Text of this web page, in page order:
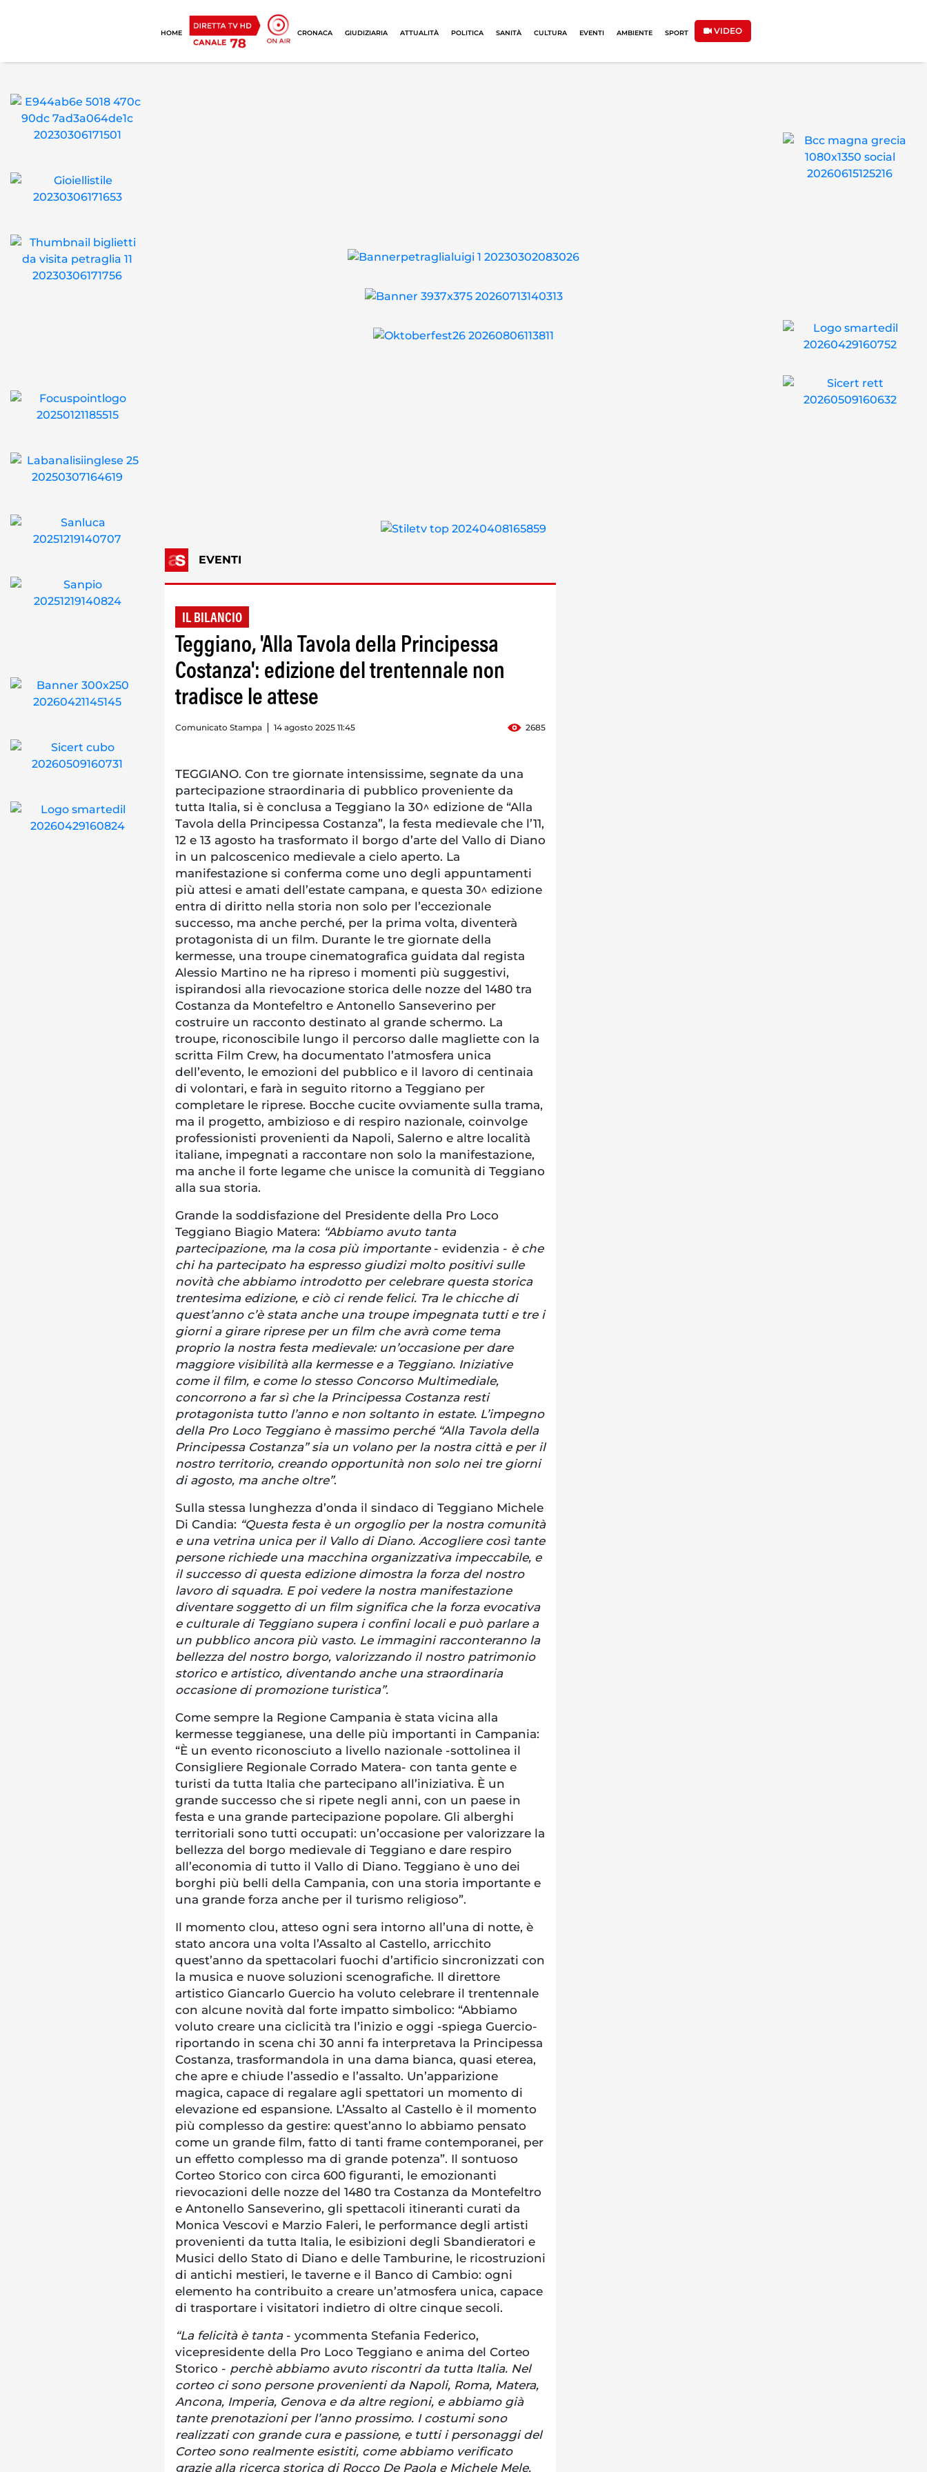
HOME CRONACA GIUDIZIARIA ATTUALITÀ POLITICA SANITÀ CULTURA EVENTI AMBIENTE SPORT VIDEO
EVENTI
IL BILANCIO
Teggiano, 'Alla Tavola della Principessa
Costanza': edizione del trentennale non
tradisce le attese
Comunicato Stampa 14 agosto 2025 11:45 2685
TEGGIANO. Con tre giornate intensissime, segnate da una
partecipazione straordinaria di pubblico proveniente da
tutta Italia, si è conclusa a Teggiano la 30^ edizione de “Alla
Tavola della Principessa Costanza”, la festa medievale che l’11,
12 e 13 agosto ha trasformato il borgo d’arte del Vallo di Diano
in un palcoscenico medievale a cielo aperto. La
manifestazione si conferma come uno degli appuntamenti
più attesi e amati dell’estate campana, e questa 30^ edizione
entra di diritto nella storia non solo per l’eccezionale
successo, ma anche perché, per la prima volta, diventerà
protagonista di un film. Durante le tre giornate della
kermesse, una troupe cinematografica guidata dal regista
Alessio Martino ne ha ripreso i momenti più suggestivi,
ispirandosi alla rievocazione storica delle nozze del 1480 tra
Costanza da Montefeltro e Antonello Sanseverino per
costruire un racconto destinato al grande schermo. La
troupe, riconoscibile lungo il percorso dalle magliette con la
scritta Film Crew, ha documentato l’atmosfera unica
dell’evento, le emozioni del pubblico e il lavoro di centinaia
di volontari, e farà in seguito ritorno a Teggiano per
completare le riprese. Bocche cucite ovviamente sulla trama,
ma il progetto, ambizioso e di respiro nazionale, coinvolge
professionisti provenienti da Napoli, Salerno e altre località
italiane, impegnati a raccontare non solo la manifestazione,
ma anche il forte legame che unisce la comunità di Teggiano
alla sua storia.
Grande la soddisfazione del Presidente della Pro Loco
Teggiano Biagio Matera: “Abbiamo avuto tanta
partecipazione, ma la cosa più importante- evidenzia - è che
chi ha partecipato ha espresso giudizi molto positivi sulle
novità che abbiamo introdotto per celebrare questa storica
trentesima edizione, e ciò ci rende felici. Tra le chicche di
quest’anno c’è stata anche una troupe impegnata tutti e tre i
giorni a girare riprese per un film che avrà come tema
proprio la nostra festa medievale: un’occasione per dare
maggiore visibilità alla kermesse e a Teggiano. Iniziative
come il film, e come lo stesso Concorso Multimediale,
concorrono a far sì che la Principessa Costanza resti
protagonista tutto l’anno e non soltanto in estate. L’impegno
della Pro Loco Teggiano è massimo perché “Alla Tavola della
Principessa Costanza” sia un volano per la nostra città e per il
nostro territorio, creando opportunità non solo nei tre giorni
di agosto, ma anche oltre”.
Sulla stessa lunghezza d’onda il sindaco di Teggiano Michele
Di Candia: “Questa festa è un orgoglio per la nostra comunità
e una vetrina unica per il Vallo di Diano. Accogliere così tante
persone richiede una macchina organizzativa impeccabile, e
il successo di questa edizione dimostra la forza del nostro
lavoro di squadra. E poi vedere la nostra manifestazione
diventare soggetto di un film significa che la forza evocativa
e culturale di Teggiano supera i confini locali e può parlare a
un pubblico ancora più vasto. Le immagini racconteranno la
bellezza del nostro borgo, valorizzando il nostro patrimonio
storico e artistico, diventando anche una straordinaria
occasione di promozione turistica”.
Come sempre la Regione Campania è stata vicina alla
kermesse teggianese, una delle più importanti in Campania:
“È un evento riconosciuto a livello nazionale -sottolinea il
Consigliere Regionale Corrado Matera- con tanta gente e
turisti da tutta Italia che partecipano all’iniziativa. È un
grande successo che si ripete negli anni, con un paese in
festa e una grande partecipazione popolare. Gli alberghi
territoriali sono tutti occupati: un’occasione per valorizzare la
bellezza del borgo medievale di Teggiano e dare respiro
all’economia di tutto il Vallo di Diano. Teggiano è uno dei
borghi più belli della Campania, con una storia importante e
una grande forza anche per il turismo religioso”.
Il momento clou, atteso ogni sera intorno all’una di notte, è
stato ancora una volta l’Assalto al Castello, arricchito
quest’anno da spettacolari fuochi d’artificio sincronizzati con
la musica e nuove soluzioni scenografiche. Il direttore
artistico Giancarlo Guercio ha voluto celebrare il trentennale
con alcune novità dal forte impatto simbolico: “Abbiamo
voluto creare una ciclicità tra l’inizio e oggi -spiega Guercio-
riportando in scena chi 30 anni fa interpretava la Principessa
Costanza, trasformandola in una dama bianca, quasi eterea,
che apre e chiude l’assedio e l’assalto. Un’apparizione
magica, capace di regalare agli spettatori un momento di
elevazione ed espansione. L’Assalto al Castello è il momento
più complesso da gestire: quest’anno lo abbiamo pensato
come un grande film, fatto di tanti frame contemporanei, per
un effetto complesso ma di grande potenza”. Il sontuoso
Corteo Storico con circa 600 figuranti, le emozionanti
rievocazioni delle nozze del 1480 tra Costanza da Montefeltro
e Antonello Sanseverino, gli spettacoli itineranti curati da
Monica Vescovi e Marzio Faleri, le performance degli artisti
provenienti da tutta Italia, le esibizioni degli Sbandieratori e
Musici dello Stato di Diano e delle Tamburine, le ricostruzioni
di antichi mestieri, le taverne e il Banco di Cambio: ogni
elemento ha contribuito a creare un’atmosfera unica, capace
di trasportare i visitatori indietro di oltre cinque secoli.
“La felicità è tanta- ycommenta Stefania Federico,
vicepresidente della Pro Loco Teggiano e anima del Corteo
Storico - perchè abbiamo avuto riscontri da tutta Italia. Nel
corteo ci sono persone provenienti da Napoli, Roma, Matera,
Ancona, Imperia, Genova e da altre regioni, e abbiamo già
tante prenotazioni per l’anno prossimo. I costumi sono
realizzati con grande cura e passione, e tutti i personaggi del
Corteo sono realmente esistiti, come abbiamo verificato
grazie alla ricerca storica di Rocco De Paola e Michele Mele.